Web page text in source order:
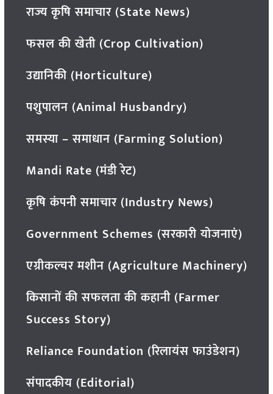
राज्य कृषि समाचार (State News)
फसल की खेती (Crop Cultivation)
उद्यानिकी (Horticulture)
पशुपालन (Animal Husbandry)
समस्या – समाधान (Farming Solution)
Mandi Rate (मंडी रेट)
कृषि कंपनी समाचार (Industry News)
Government Schemes (सरकारी योजनाएं)
एग्रीकल्चर मशीन (Agriculture Machinery)
किसानों की सफलता की कहानी (Farmer
Success Story)
Reliance Foundation (रिलायंस फाउंडेशन)
संपादकीय (Editorial)